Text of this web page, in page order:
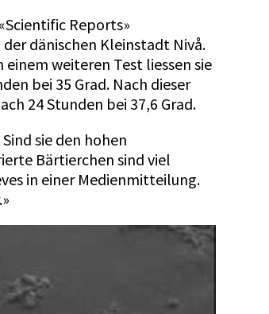
«Scientific Reports»
dänischen Kleinstadt Nivå.
weiteren Test liessen sie
bei 35 Grad. Nach dieser
24 Stunden bei 37,6 Grad.
sie den hohen
Bärtierchen sind viel
in einer Medienmitteilung.